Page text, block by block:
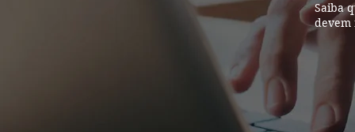
Saiba
devem